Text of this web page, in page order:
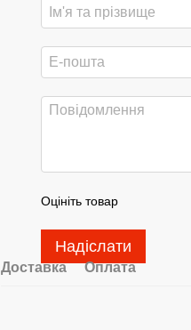
Оцініть товар
Надіслати
Доставка Оплата